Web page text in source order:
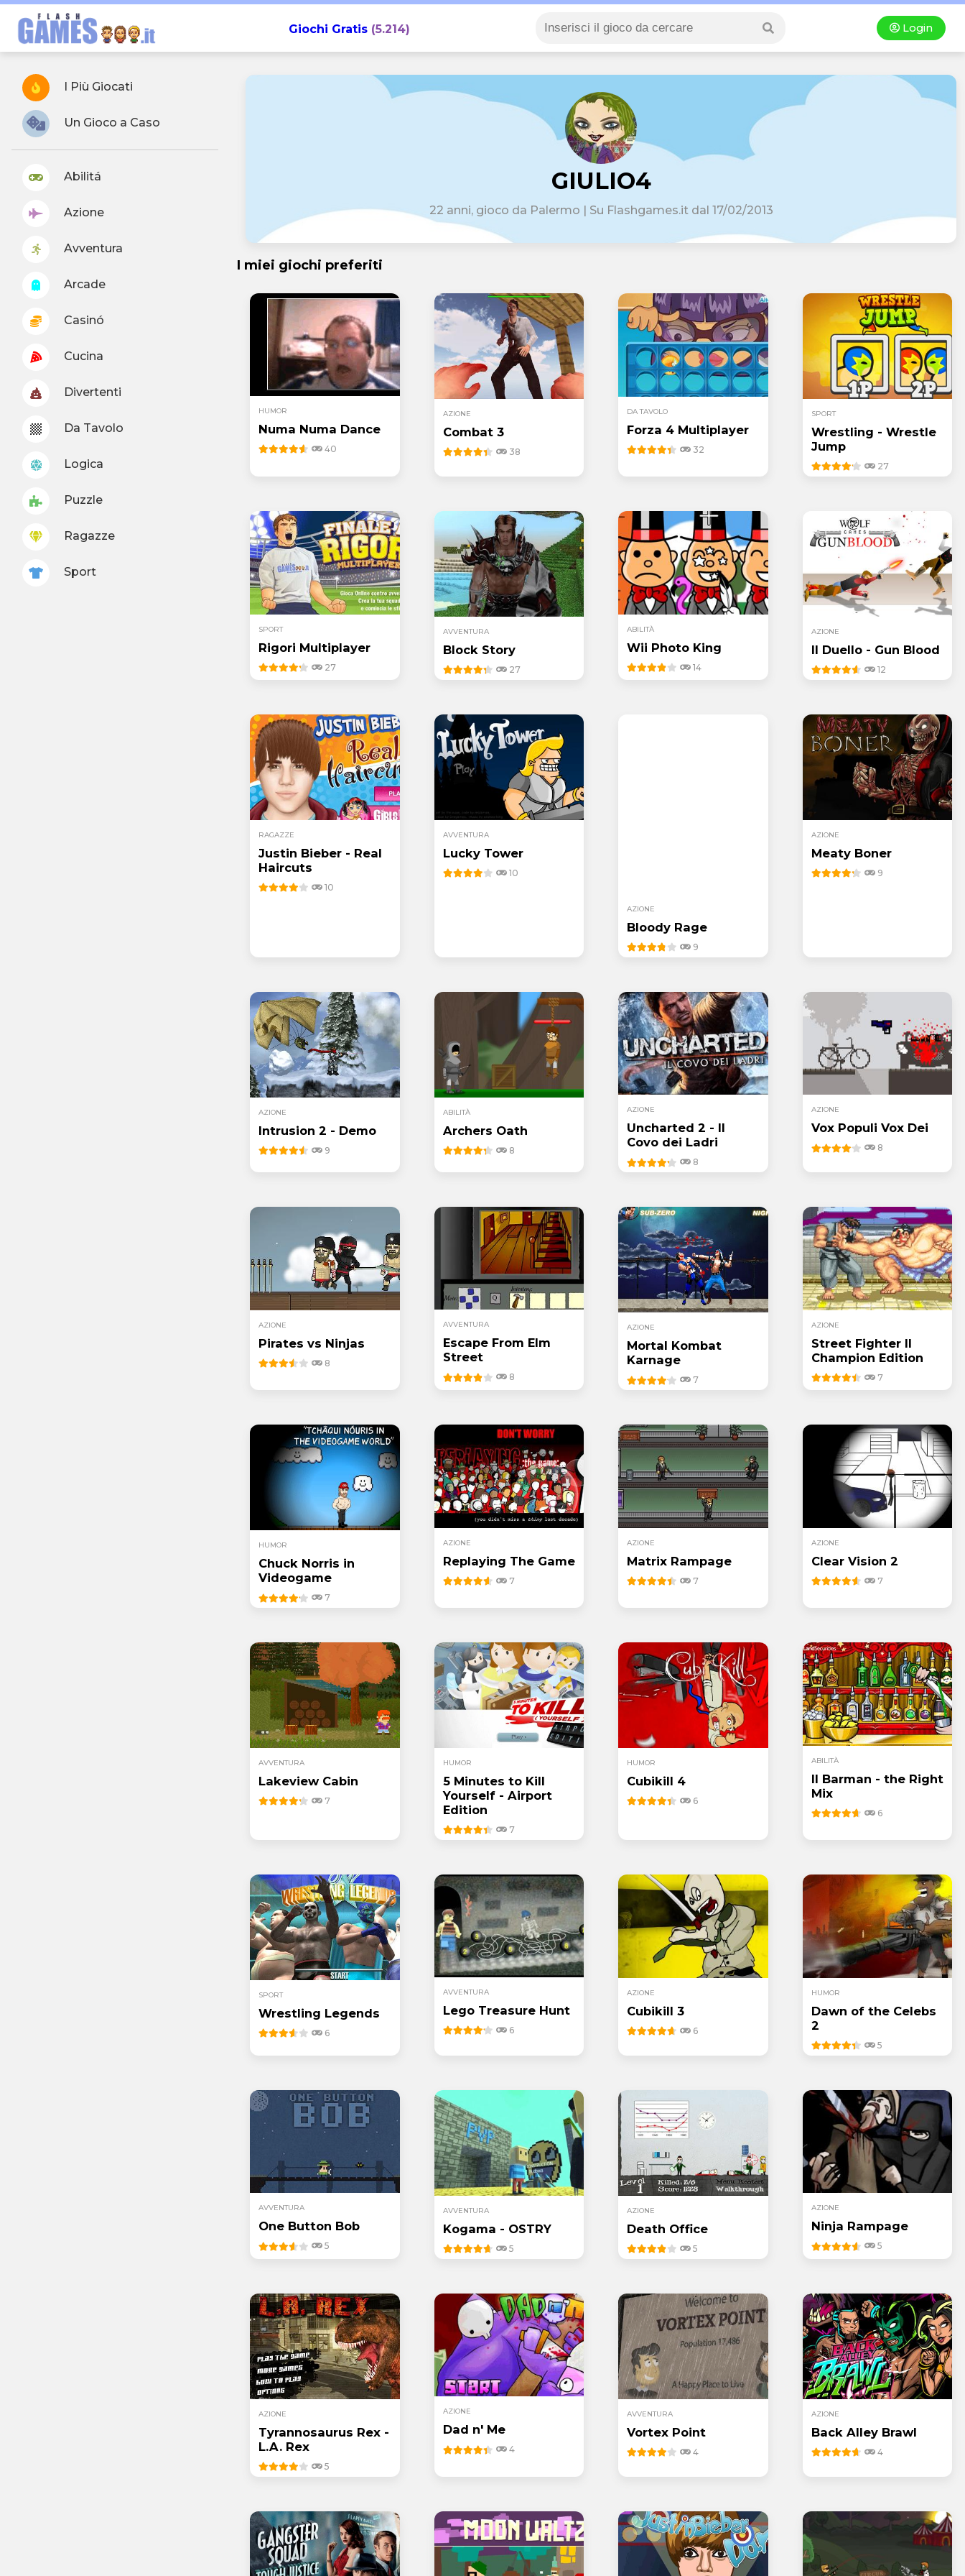
Giochi Gratis(5.214) Login
I Più Giocati
Un Gioco a Caso
Abilitá
Azione
Avventura
Arcade
Casinó
Cucina
Divertenti
Da Tavolo
Logica
Puzzle
Ragazze
Sport
GIULIO4
22 anni, gioco da Palermo | Su Flashgames.it dal 17/02/2013
I miei giochi preferiti
HUMOR
Numa Numa Dance
40
AZIONE
Combat 3
38
DA TAVOLO
Forza 4 Multiplayer
32
SPORT
Wrestling - Wrestle
Jump
27
SPORT
Rigori Multiplayer
27
AVVENTURA
Block Story
27
ABILITÀ
Wii Photo King
14
AZIONE
Il Duello - Gun Blood
12
RAGAZZE
Justin Bieber - Real
Haircuts
10
AVVENTURA
Lucky Tower
10
AZIONE
Bloody Rage
9
AZIONE
Meaty Boner
9
AZIONE
Intrusion 2 - Demo
9
ABILITÀ
Archers Oath
8
AZIONE
Uncharted 2 - Il
Covo dei Ladri
8
AZIONE
Vox Populi Vox Dei
8
AZIONE
Pirates vs Ninjas
8
AVVENTURA
Escape From Elm
Street
8
AZIONE
Mortal Kombat
Karnage
7
AZIONE
Street Fighter II
Champion Edition
7
HUMOR
Chuck Norris in
Videogame
7
AZIONE
Replaying The Game
7
AZIONE
Matrix Rampage
7
AZIONE
Clear Vision 2
7
AVVENTURA
Lakeview Cabin
7
HUMOR
5 Minutes to Kill
Yourself - Airport
Edition
7
HUMOR
Cubikill 4
6
ABILITÀ
Il Barman - the Right
Mix
6
SPORT
Wrestling Legends
6
AVVENTURA
Lego Treasure Hunt
6
AZIONE
Cubikill 3
6
HUMOR
Dawn of the Celebs
2
5
AVVENTURA
One Button Bob
5
AVVENTURA
Kogama - OSTRY
5
AZIONE
Death Office
5
AZIONE
Ninja Rampage
5
AZIONE
Tyrannosaurus Rex -
L.A. Rex
5
AZIONE
Dad n' Me
4
AVVENTURA
Vortex Point
4
AZIONE
Back Alley Brawl
4